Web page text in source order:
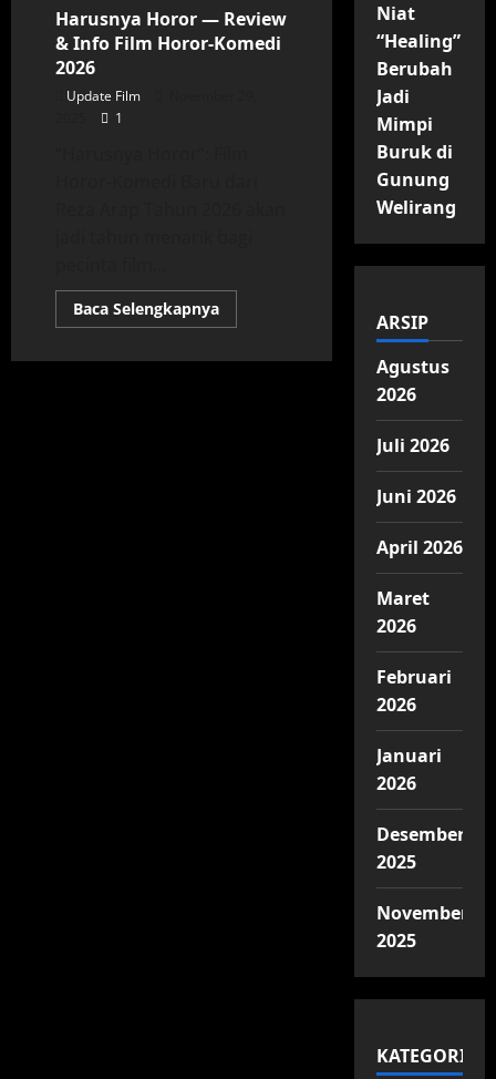
Harusnya Horor — Review
& Info Film Horor-Komedi
2026
Update Film
1
Baca SelengkapnyaRead
more
Niat
“Healing”
Berubah
Jadi
Mimpi
Buruk di
Gunung
Welirang
ARSIP
Agustus
2026
Juli 2026
Juni 2026
April 2026
Maret
2026
Februari
2026
Januari
2026
Desember
2025
November
2025
KATEGORI